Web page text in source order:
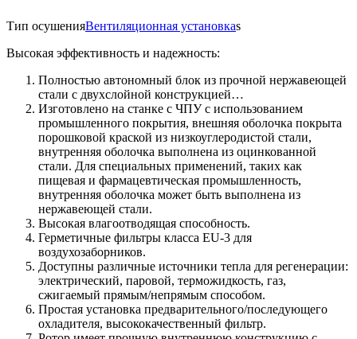
Тип осушенияВентиляционная установкаs
Высокая эффективность и надежность:
Полностью автономный блок из прочной нержавеющей
стали с двухслойной конструкцией…
Изготовлено на станке с ЧПУ с использованием
промышленного покрытия, внешняя оболочка покрыта
порошковой краской из низкоуглеродистой стали,
внутренняя оболочка выполнена из оцинкованной
стали. Для специальных применений, таких как
пищевая и фармацевтическая промышленность,
внутренняя оболочка может быть выполнена из
нержавеющей стали.
Высокая влагоотводящая способность.
Герметичные фильтры класса EU-3 для
воздухозаборников.
Доступны различные источники тепла для регенерации:
электрический, паровой, терможидкость, газ,
сжигаемый прямым/непрямым способом.
Простая установка предварительного/последующего
охладителя, высококачественный фильтр.